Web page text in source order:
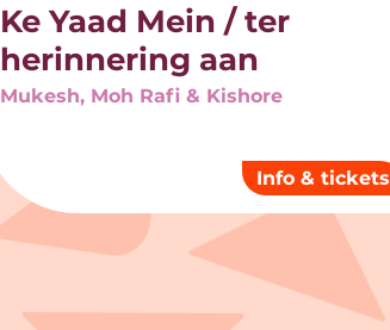
Ke Yaad Mein / ter
herinnering aan
Mukesh, Moh Rafi & Kishore
Info & tickets